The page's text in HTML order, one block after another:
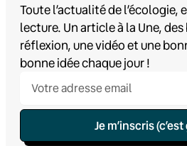
Toute l’actualité de l’écologie,
lecture. Un article à la Une,
réflexion, une vidéo et une
bonne idée chaque jour !
Je m’inscris